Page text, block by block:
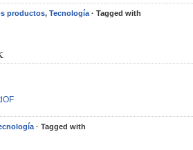
productos, Tecnología · Tagged with
· Tagged with